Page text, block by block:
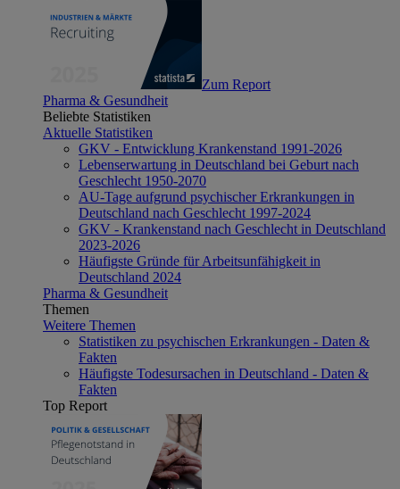
Zum Report
Pharma & Gesundheit
Beliebte Statistiken
Aktuelle Statistiken
GKV - Entwicklung Krankenstand 1991-2026
Lebenserwartung in Deutschland bei Geburt nach
Geschlecht 1950-2070
AU-Tage aufgrund psychischer Erkrankungen in
Deutschland nach Geschlecht 1997-2024
GKV - Krankenstand nach Geschlecht in Deutschland
2023-2026
Häufigste Gründe für Arbeitsunfähigkeit in
Deutschland 2024
Pharma & Gesundheit
Themen
Weitere Themen
Statistiken zu psychischen Erkrankungen - Daten &
Fakten
Häufigste Todesursachen in Deutschland - Daten &
Fakten
Top Report